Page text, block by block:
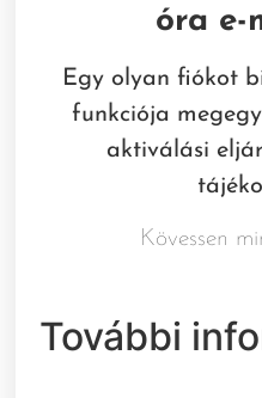
óra e-
Egy olyan fiókot
funkciója
aktiválási
Kövessen
További